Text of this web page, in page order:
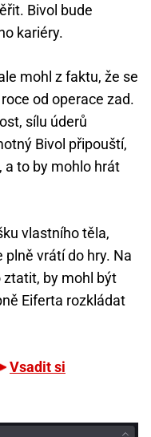
Bivol bude
kariéry.
mohl z faktu, že se
od operace zad.
sílu úderů
Bivol připouští,
to by mohlo hrát
vlastního těla,
plně vrátí do hry. Na
ztatit, by mohl být
Eiferta rozkládat
Vsadit si